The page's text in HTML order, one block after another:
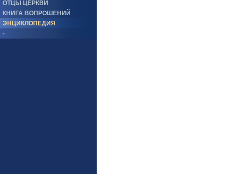
ОТЦЫ ЦЕРКВИ
КНИГА ВОПРОШЕНИЙ
ЭНЦИКЛОПЕДИЯ
-